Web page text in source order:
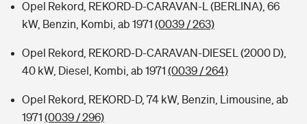
Opel Rekord, REKORD-D-CARAVAN-L (BERLINA), 66
kW, Benzin, Kombi, ab 1971 (0039 / 263)
Opel Rekord, REKORD-D-CARAVAN-DIESEL (2000 D),
40 kW, Diesel, Kombi, ab 1971 (0039 / 264)
Opel Rekord, REKORD-D, 74 kW, Benzin, Limousine, ab
1971 (0039 / 296)